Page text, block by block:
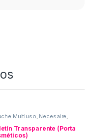
Multiuso Necesaire
Transparente (Porta